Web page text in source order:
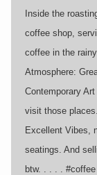
Inside the
coffee shop,
coffee in the
Atmosphere:
Contemporary
visit those
Excellent Vibes,
seatings. And
btw. . . . .